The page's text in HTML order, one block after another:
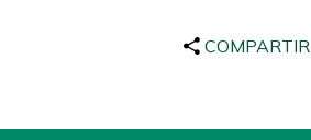
COMPARTIR